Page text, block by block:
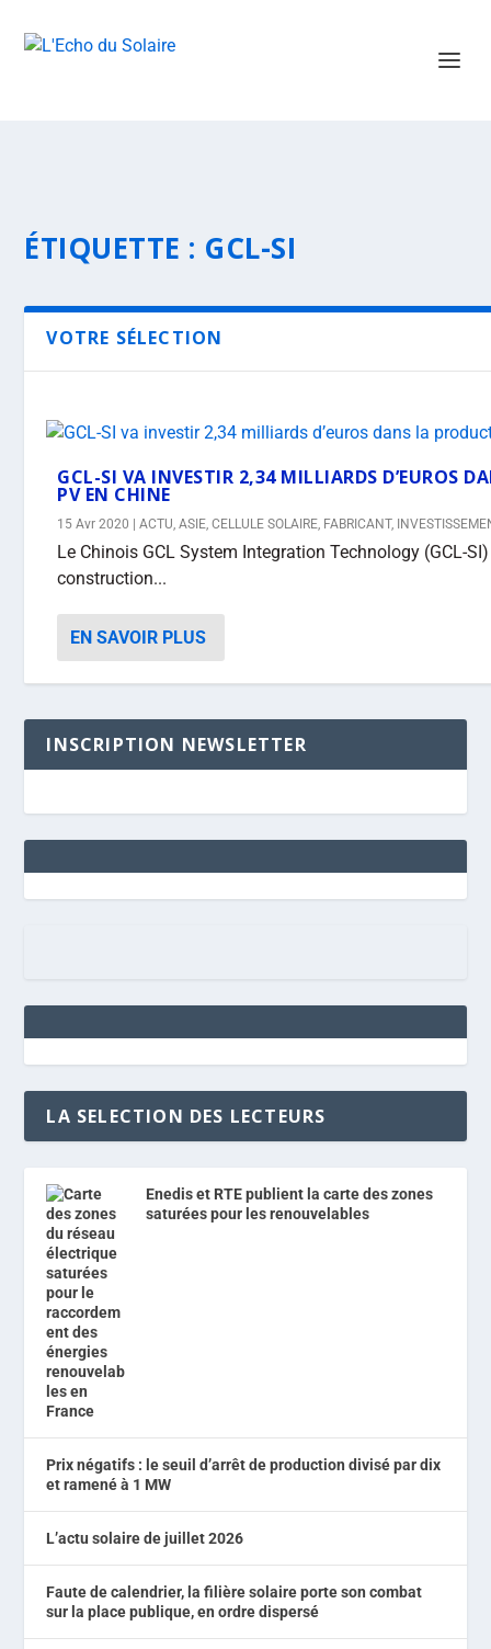
ÉTIQUETTE : GCL-SI
VOTRE SÉLECTION
GCL-SI VA INVESTIR 2,34 MILLIARDS D’EUROS
PV EN CHINE
15 Avr 2020 |ACTU,ASIE,CELLULE SOLAIRE, FABRICANT,
Le Chinois GCL System Integration Technology (GCL-
construction...
EN SAVOIR PLUS
INSCRIPTION NEWSLETTER
LA SELECTION DES LECTEURS
Enedis et RTE publient la carte des zones
saturées pour les renouvelables
Prix négatifs : le seuil d’arrêt de production divisé par dix
et ramené à 1 MW
L’actu solaire de juillet 2026
Faute de calendrier, la filière solaire porte son combat
sur la place publique, en ordre dispersé